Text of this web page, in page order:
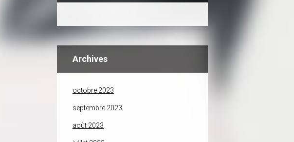
Archives
octobre 2023
septembre 2023
août 2023